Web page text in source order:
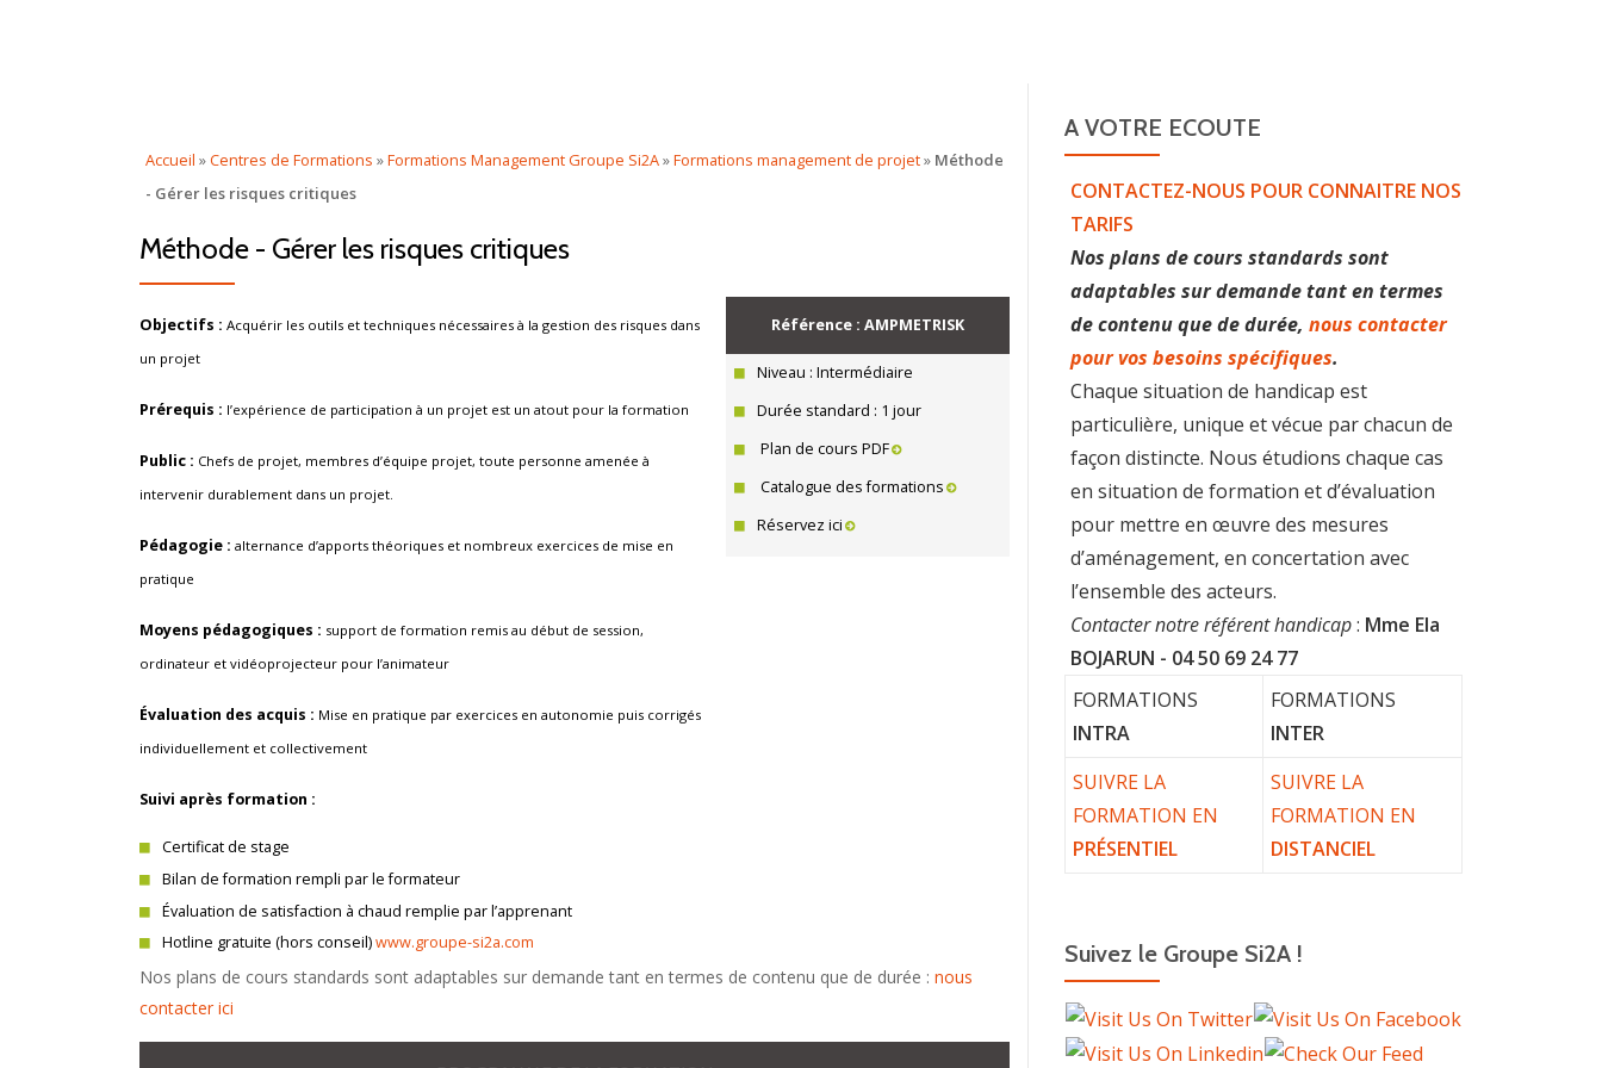
SERVICES NUMÉRIQUES LE GROUPE
Accueil »Centres de Formations »Formations Management Groupe Si2A»Formations management de projet» Méthode
- Gérer les risques critiques
Méthode - Gérer les risques critiques
Objectifs : Acquérir les outils et techniques nécessaires à la gestion des risques dans
un projet
Prérequis : l’expérience de participation à un projet est un atout pour la formation
Public : Chefs de projet, membres d’équipe projet, toute personne amenée à
intervenir durablement dans un projet.
Pédagogie : alternance d’apports théoriques et nombreux exercices de mise en
pratique
Moyens pédagogiques : support de formation remis au début de session,
ordinateur et vidéoprojecteur pour l’animateur
Évaluation des acquis : Mise en pratique par exercices en autonomie puis corrigés
individuellement et collectivement
Suivi après formation :
Certificat de stage
Bilan de formation rempli par le formateur
Évaluation de satisfaction à chaud remplie par l’apprenant
Hotline gratuite (hors conseil)www.groupe-si2a.com
Référence : AMPMETRISK
Niveau : Intermédiaire
Durée standard : 1 jour
Plan de cours PDF
Catalogue des formations
Réservez ici
Nos plans de cours standards sont adaptables sur demande tant en termes de contenu que de durée : nous
contacter ici
A VOTRE ECOUTE
CONTACTEZ-NOUS POUR CONNAITRE NOS
TARIFS
Nos plans de cours standards sont
adaptables sur demande tant en termes
de contenu que de durée, nous contacter
pour vos besoins spécifiques.
Chaque situation de handicap est
particulière, unique et vécue par chacun de
façon distincte. Nous étudions chaque cas
en situation de formation et d’évaluation
pour mettre en œuvre des mesures
d’aménagement, en concertation avec
l’ensemble des acteurs.
Contacter notre référent handicap: Mme Ela
BOJARUN - 04 50 69 24 77
FORMATIONS
INTRA
FORMATIONS
INTER
SUIVRE LA
FORMATION EN
PRÉSENTIEL
SUIVRE LA
FORMATION EN
DISTANCIEL
Suivez le Groupe Si2A !